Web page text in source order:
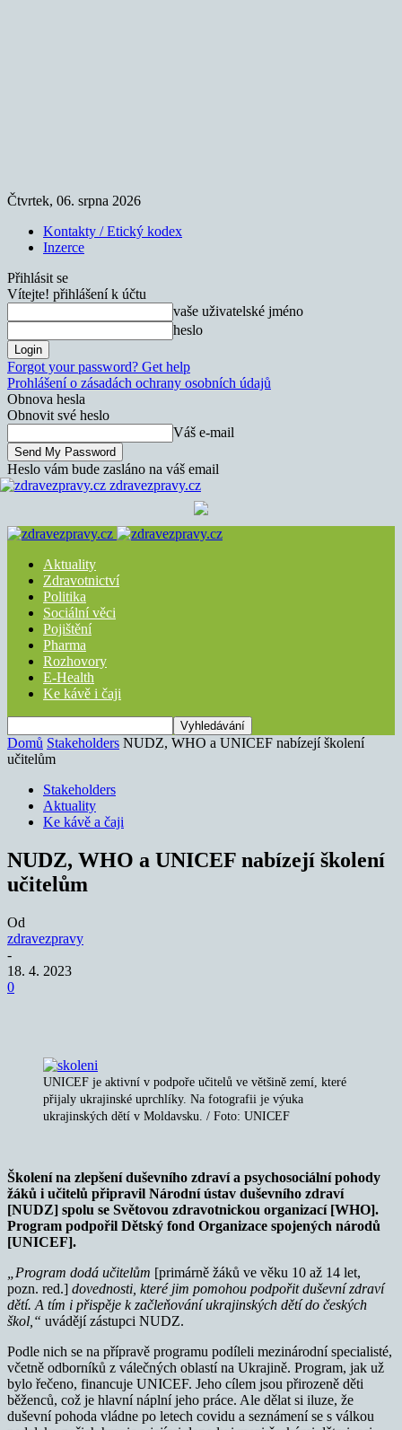
Čtvrtek, 06. srpna 2026
Kontakty / Etický kodex
Inzerce
Přihlásit se
Vítejte! přihlášení k účtu
vaše uživatelské jméno
heslo
Forgot your password? Get help
Prohlášení o zásadách ochrany osobních údajů
Obnova hesla
Obnovit své heslo
Váš e-mail
Heslo vám bude zasláno na váš email
zdravezpravy.cz
Aktuality
Zdravotnictví
Politika
Sociální věci
Pojištění
Pharma
Rozhovory
E-Health
Ke kávě i čaji
Domů Stakeholders NUDZ, WHO a UNICEF nabízejí školení
učitelům
Stakeholders
Aktuality
Ke kávě a čaji
NUDZ, WHO a UNICEF nabízejí školení
učitelům
Od
zdravezpravy
-
18. 4. 2023
0
UNICEF je aktivní v podpoře učitelů ve většině zemí, které
přijaly ukrajinské uprchlíky. Na fotografii je výuka
ukrajinských dětí v Moldavsku. / Foto: UNICEF
Školení na zlepšení duševního zdraví a psychosociální pohody
žáků i učitelů připravil Národní ústav duševního zdraví
[NUDZ] spolu se Světovou zdravotnickou organizací [WHO].
Program podpořil Dětský fond Organizace spojených národů
[UNICEF].
„Program dodá učitelům [primárně žáků ve věku 10 až 14 let,
pozn. red.] dovednosti, které jim pomohou podpořit duševní zdraví
dětí. A tím i přispěje k začleňování ukrajinských dětí do českých
škol,“ uvádějí zástupci NUDZ.
Podle nich se na přípravě programu podíleli mezinárodní specialisté,
včetně odborníků z válečných oblastí na Ukrajině. Program, jak už
bylo řečeno, financuje UNICEF. Jeho cílem jsou přirozeně děti
běženců, což je hlavní náplní jeho práce. Ale dělat si iluze, že
duševní pohoda vládne po letech covidu a seznámení se s válkou